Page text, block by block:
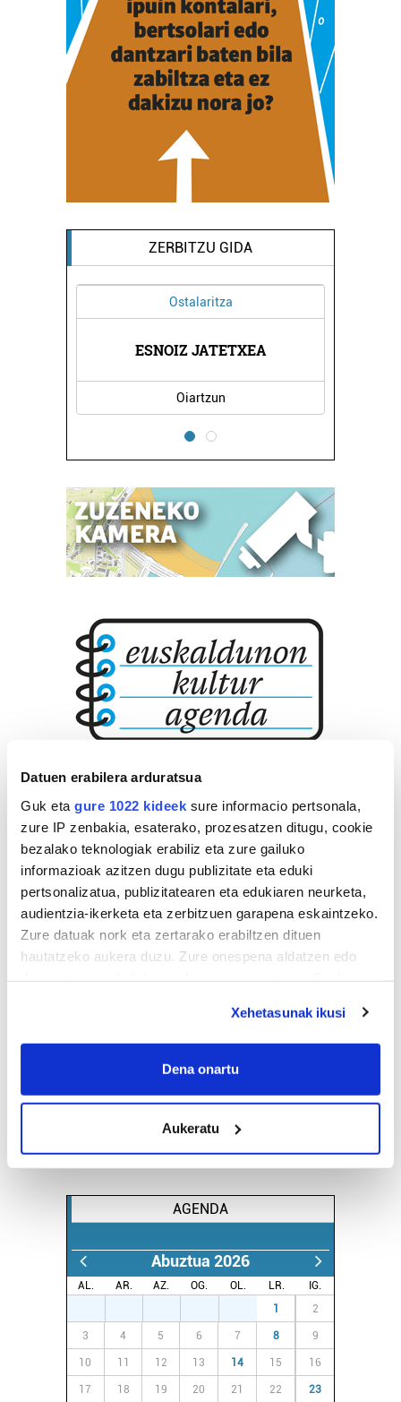
Datuen erabilera arduratsua
Guk eta gure 1022 kideek sure informacio pertsonala,
zure IP zenbakia, esaterako, prozesatzen ditugu, cookie
bezalako teknologiak erabiliz eta zure gailuko
informazioak azitzen dugu publizitate eta eduki
pertsonalizatua, publizitatearen eta edukiaren neurketa,
audientzia-ikerketa eta zerbitzuen garapena eskaintzeko.
Zure datuak nork eta zertarako erabiltzen dituen
hautatzeko aukera duzu. Zure onespena aldatzen edo
If you allow, we would also like to:
Collect information about your geographical
meters
Identify your device by actively scanning it for
specific characteristics (fingerprinting)
and set your preferences in thedetails section.
prozesatzen ditugu, zure IP zenbakia, besteak beste,
teknologia erabiliz, cookieak adibidez, iragarki eta eduki
pertsonalizatuak eskaintzeko, iragarkiak eta edukia
neurtzeko, jendeari buruzko informazioa biltzeko eta
produktuak garatzeko. Zure datuak nork eta zertarako
erabiltzen dituen hauta dezakezu.
Xehetasunak ikusi
Dena onartu
Aukeratu
ZERBITZU GIDA
Ostalaritza
ESNOIZ JATETXEA
Oiartzun
AGENDA
Abuztua 2026
AL. AR. AZ. OG. OL. LR.
IG.
1 2
3 4 5 6 7 8 9
10 11 12 13 14 15 16
17 18 19 20 21 22 23